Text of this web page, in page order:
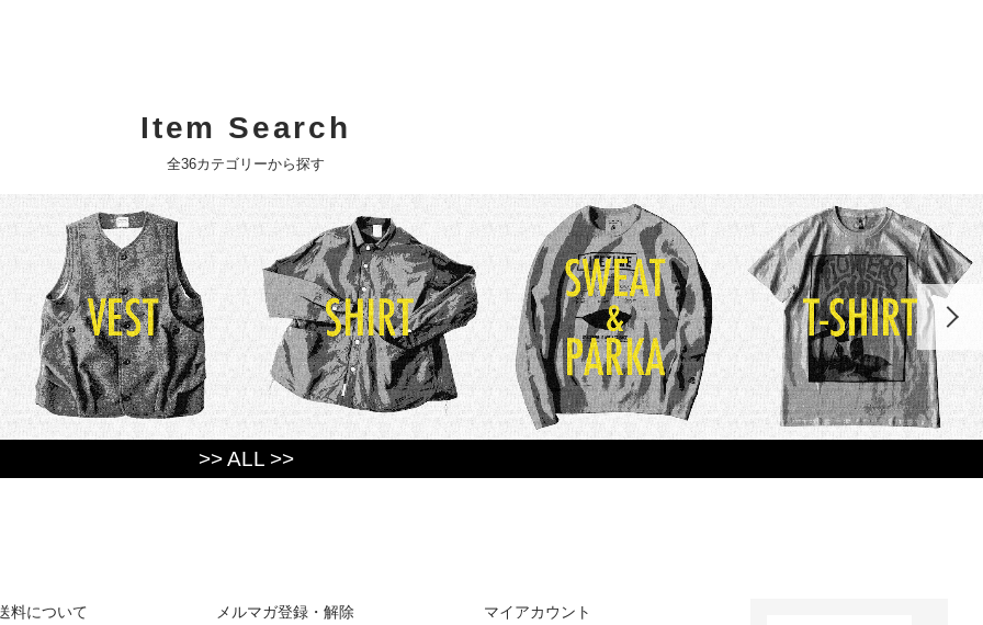
Item Search
全36カテゴリーから探す
>> ALL >>
料について メルマガ登録・解除 マイアカウント